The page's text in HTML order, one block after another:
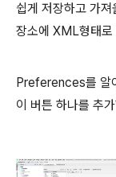
쉽게 저장하고 가져
장소에 XML형태로
Preferences를 알
이 버튼 하나를 추